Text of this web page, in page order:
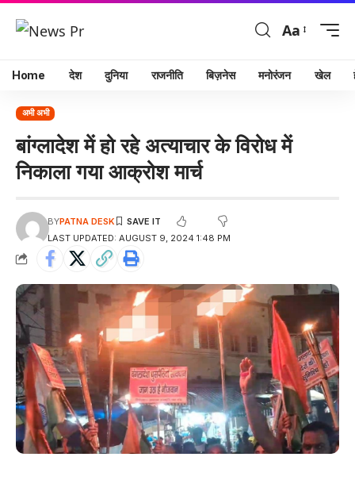
Aa
Home देश दुनिया राजनीति बिज़नेस मनोरंजन खेल
अभी अभी
बांग्लादेश में हो रहे अत्याचार के विरोध में
निकाला गया आक्रोश मार्च
LAST UPDATED: AUGUST 9, 2024 1:48 PM
BYPATNA DESK